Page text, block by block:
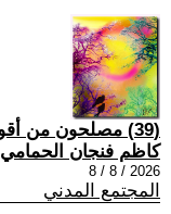
(39) مصلحون من أقوام بعيدة
كاظم فنجان الحمامي
2026 / 8 / 8
المجتمع المدني